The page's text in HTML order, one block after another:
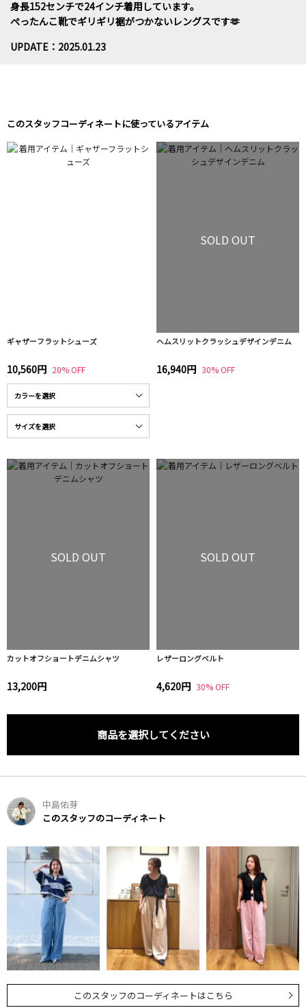
身長152センチで24インチ着用しています。
ぺったんこ靴でギリギリ裾がつかないレングスです🫶
UPDATE：2025.01.23
このスタッフコーディネートに使っているアイテム
ギャザーフラットシューズ
10,560円 20% OFF
SOLD OUT
ヘムスリットクラッシュデザインデニム
16,940円 30% OFF
SOLD OUT
カットオフショートデニムシャツ
13,200円
SOLD OUT
レザーロングベルト
4,620円 30% OFF
商品を選択してください
中島佑芽
このスタッフのコーディネート
このスタッフのコーディネートはこちら